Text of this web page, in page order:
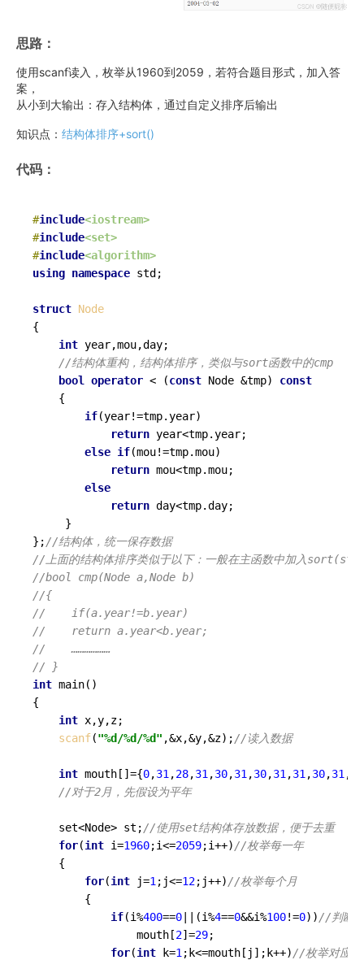
思路 ：
使用scanf读入，枚举从1960到2059，若符合题目形式，加入答
案，
从小到大输出：存入结构体，通过自定义排序后输出
知识点： 结构体排序+sort()
代码：
#include<iostream>
#include<set>
#include<algorithm>
using namespace std;
struct Node
{
int year,mou,day;
//结构体重构，结构体排序，类似与sort函数中的cmp
bool
operator < (const Node &tmp) const
{
if(year!=tmp.year)
return year<tmp.year;
else if(mou!=tmp.mou)
return mou<tmp.mou;
else
return day<tmp.day;
}
};//结构体，统一保存数据
//上面的结构体排序类似于以下：一般在主函数中加入
//bool cmp(Node a,Node b)
//{
//    if(a.year!=b.year)
//    return a.year<b.year;
//    ………………
// }
int main()
{
int x,y,z;
scanf("%d/%d/%d" ,&x,&y,&z);//读入数据
int mouth[]={0,31 ,28,31 ,30,31 ,30,31 ,31 ,30,31 ,
//对于2月，先假设为平年
set<Node> st;//使用set结构体存放数据，便于去重
for(int i=1960;i<=2059;i++)//枚举每一年
{
for(int j=1 ;j<=12;j++)//枚举每个月
{
if(i%400==0 ||(i%4==0&&i%100!=0))//判断
mouth[2]=29;
for(int k=1 ;k<=mouth[j];k++)//枚举对应